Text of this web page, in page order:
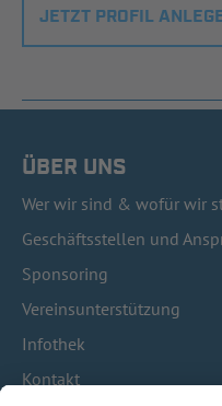
JETZT PROFIL
ÜBER UNS
Wer wir sind & wofür wir
Geschäftsstellen und
Sponsoring
Vereinsunterstützung
Infothek
Kontakt